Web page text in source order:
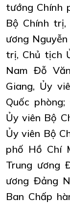
tướng Chính
Bộ Chính trị,
ương
trị, Chủ tịch
Nam Đỗ
Giang, Ủy
Quốc
Ủy viên Bộ
Ủy viên Bộ
phố Hồ Chí
Trung ương
ương Đảng
Ban Chấp